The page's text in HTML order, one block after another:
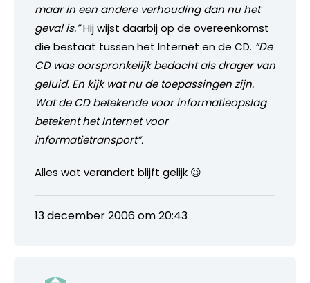
maar in een andere verhouding dan nu het
geval is.”Hij wijst daarbij op de overeenkomst
die bestaat tussen het Internet en de CD. “De
CD was oorspronkelijk bedacht als drager van
geluid. En kijk wat nu de toepassingen zijn.
Wat de CD betekende voor informatieopslag
betekent het Internet voor
informatietransport”.
Alles wat verandert blijft gelijk 😉
13 december 2006 om 20:43